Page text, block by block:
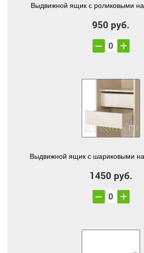
Выдвижной ящик с роликовыми
950 руб.
Выдвижной ящик с шариковыми
1450 руб.